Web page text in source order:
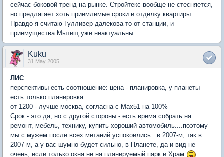
сейчас боковой тренд на рынке. Стройтекс вообще не стесняется,
но предлагает хоть приемлимые сроки и отделку квартиры.
Правдо я считаю Гулливер далекова-то от станции, и
приемущества Мытищ уже неактуальны...
Kuku
31 May 2005
ЛИС
перспективы есть соотношение: цена - планировка, у планеты
есть только планировка....
от 1200 - лучше москва, согласна с Max51 на 100%
Срок - это да, но с другой стороны - есть время собрать на
ремонт, мебель, технику, купить хороший автомобиль....поэтому
мы с мужем после всех метаний успокоились...в 2007-м, так в
2007-м, а у вас шумно будет сильно, в Планете, да и вид не
очень, если только окна не на планируемый парк и Храм